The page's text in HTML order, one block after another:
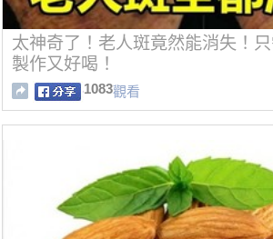
太神奇了！老人斑竟然能消失！
製作又好喝！
1083觀看